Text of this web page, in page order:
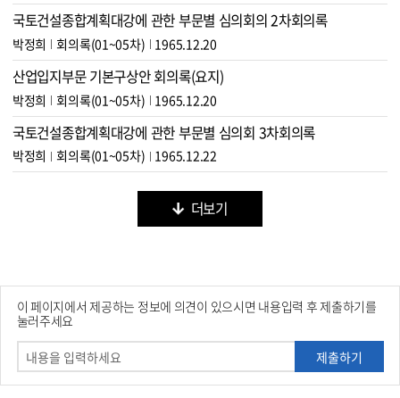
박정희
국토건설종합계획대강에 관한 부문별 심의회의 2차회의록
회의록(01~05차) 1965.12.20
박정희
산업입지부문 기본구상안 회의록(요지)
회의록(01~05차) 1965.12.20
박정희
국토건설종합계획대강에 관한 부문별 심의회 3차회의록
회의록(01~05차) 1965.12.22
더보기
이 페이지에서 제공하는 정보에 의견이 있으시면 내용입력 후 제출하기를
눌러주세요
제출하기